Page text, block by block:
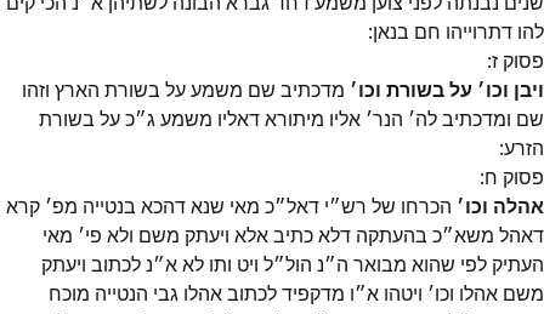
להו דתרוייהו חם בנאן:
פסוק ז:
ויבן וכו׳ על בשורת וכו׳ מדכתיב שם משמע על בשורת הארץ וזהו
שם ומדכתיב לה׳ הנר׳ אליו מיתורא דאליו משמע ג״כ על בשורת
הזרע:
פסוק ח:
אהלה וכו׳ הכרחו של רש״י דאל״כ מאי שנא דהכא בנטייה מפ׳ קרא
דאהל משא״כ בהעתקה דלא כתיב אלא ויעתק משם ולא פי׳ מאי
העתיק לפי שהוא מבואר ה״נ הול״ל ויט ותו לא א״נ לכתוב ויעתק
משם אהלו וכו׳ ויטהו א״ו מדקפיד לכתוב אהלו גבי הנטייה מוכח